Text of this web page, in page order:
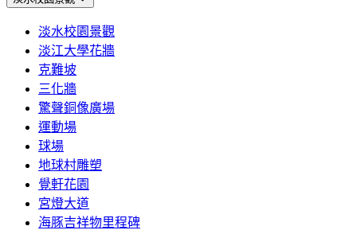
淡水校園景觀
淡江大學花牆
克難坡
三化牆
驚聲銅像廣場
運動場
球場
地球村雕塑
覺軒花園
宮燈大道
海豚吉祥物里程碑